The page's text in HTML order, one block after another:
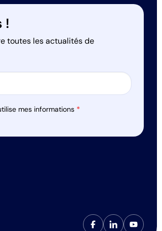
!
toutes les actualités de
mes informations *